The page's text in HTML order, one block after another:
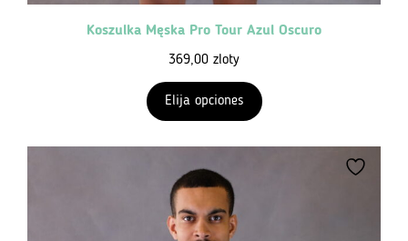
Koszulka Męska Pro Tour Azul Oscuro
369,00 zloty
Elija opciones